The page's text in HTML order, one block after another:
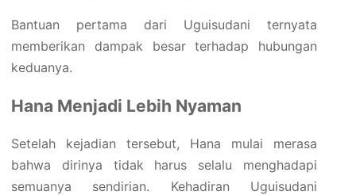
Bantuan pertama dari Uguisudani ternyata
memberikan dampak besar terhadap hubungan
keduanya.
Hana Menjadi Lebih Nyaman
Setelah kejadian tersebut, Hana mulai merasa
bahwa dirinya tidak harus selalu menghadapi
semuanya sendirian. Kehadiran Uguisudani